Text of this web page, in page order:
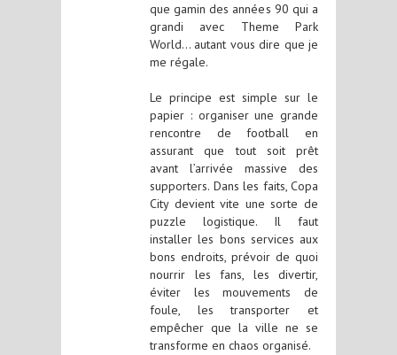
que gamin des années 90 qui a
grandi avec Theme Park
World… autant vous dire que je
me régale.
Le principe est simple sur le
papier : organiser une grande
rencontre de football en
assurant que tout soit prêt
avant l’arrivée massive des
supporters. Dans les faits, Copa
City devient vite une sorte de
puzzle logistique. Il faut
installer les bons services aux
bons endroits, prévoir de quoi
nourrir les fans, les divertir,
éviter les mouvements de
foule, les transporter et
empêcher que la ville ne se
transforme en chaos organisé.